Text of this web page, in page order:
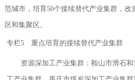
范城市，培育50个接续替代产业集群，改
区和集聚区。
专栏5 重点培育的接续替代产业集群
资源深加工产业集群：鞍山市滑石和